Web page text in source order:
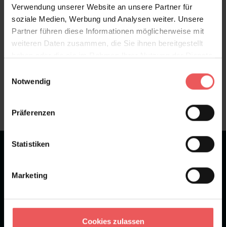
Verwendung unserer Website an unsere Partner für
soziale Medien, Werbung und Analysen weiter. Unsere
Partner führen diese Informationen möglicherweise mit
weiteren Daten zusammen, die Sie ihnen bereitgestellt
Notwendig
Präferenzen
Statistiken
Marketing
Cookies zulassen
FAQ Teilen!
Frage stellen
Newsletter